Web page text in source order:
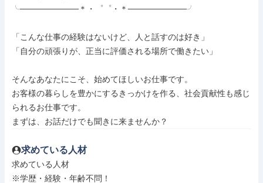
╰──────────＊・゜゜・＊──────────╯
「こんな仕事の経験はないけど、人と話すのは好き」
「自分の頑張りが、正当に評価される場所で働きたい」
そんなあなたにこそ、始めてほしいお仕事です。
お客様の暮らしを豊かにするきっかけを作る、社会貢献性も感じ
られるお仕事です。
まずは、お話だけでも聞きに来ませんか？
求めている人材
求めている人材
※学歴・経験・年齢不問！